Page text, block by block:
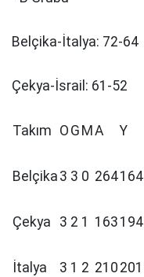
Belçika-İtalya: 72-64
Çekya-İsrail: 61-52
Takım O G M A Y
Belçika 3 3 0 264164
Çekya 3 2 1 163 194
İtalya 3 1 2 210 201